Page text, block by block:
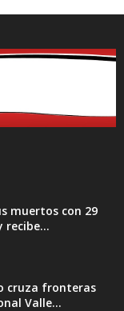
muertos con 29
recibe...
cruza fronteras
Valle...